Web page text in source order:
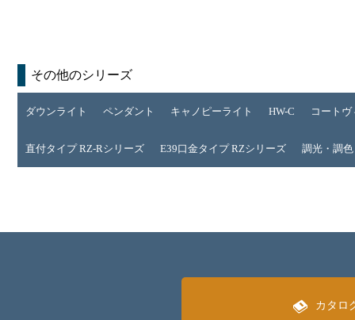
その他のシリーズ
ダウンライト ペンダント キャノピーライト HW-C コートヴ
直付タイプ RZ-Rシリーズ E39口金タイプ RZシリーズ 調光・調色
カタロ